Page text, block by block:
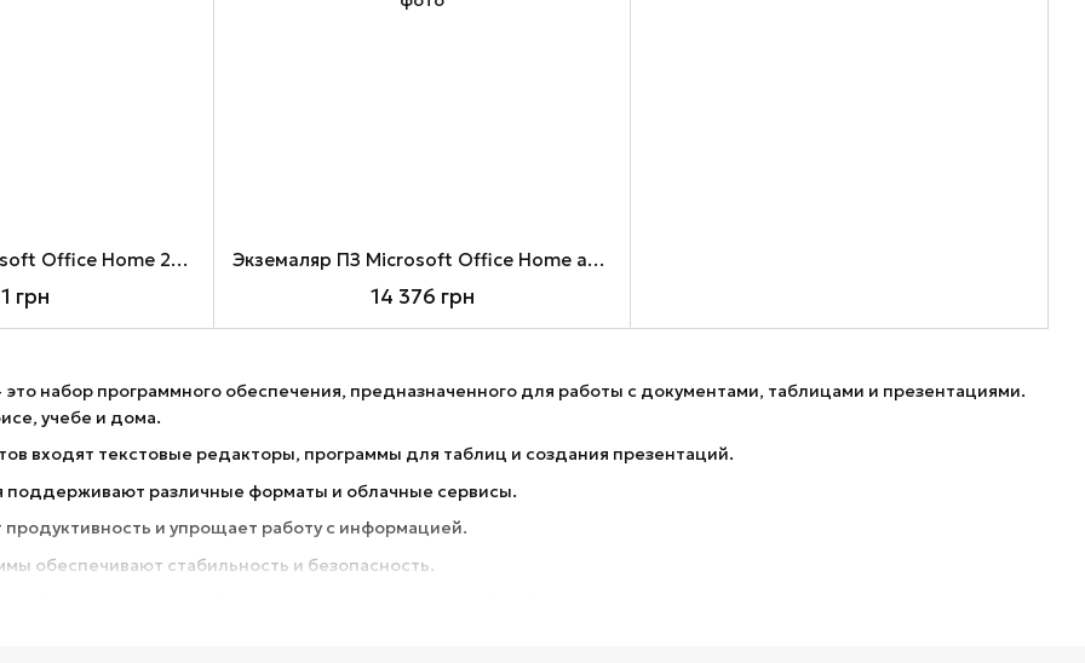
набор программного обеспечения, предназначенного для работы с документами, таблицами и презентациями.
учебе и дома.
входят текстовые редакторы, программы для таблиц и создания презентаций.
различные форматы и облачные сервисы.
и упрощает работу с информацией.
обеспечивают стабильность и безопасность.
Экземаляр ПЗ Microsoft Office Home 2024, ESD (EP2-06797)
грн
Экземаляр ПЗ Microsoft Office Home and Business 2024, ESD (EP2-06605)
14 376 грн